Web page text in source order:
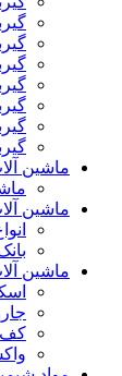
ماشین
ماشین
ماشین
کف